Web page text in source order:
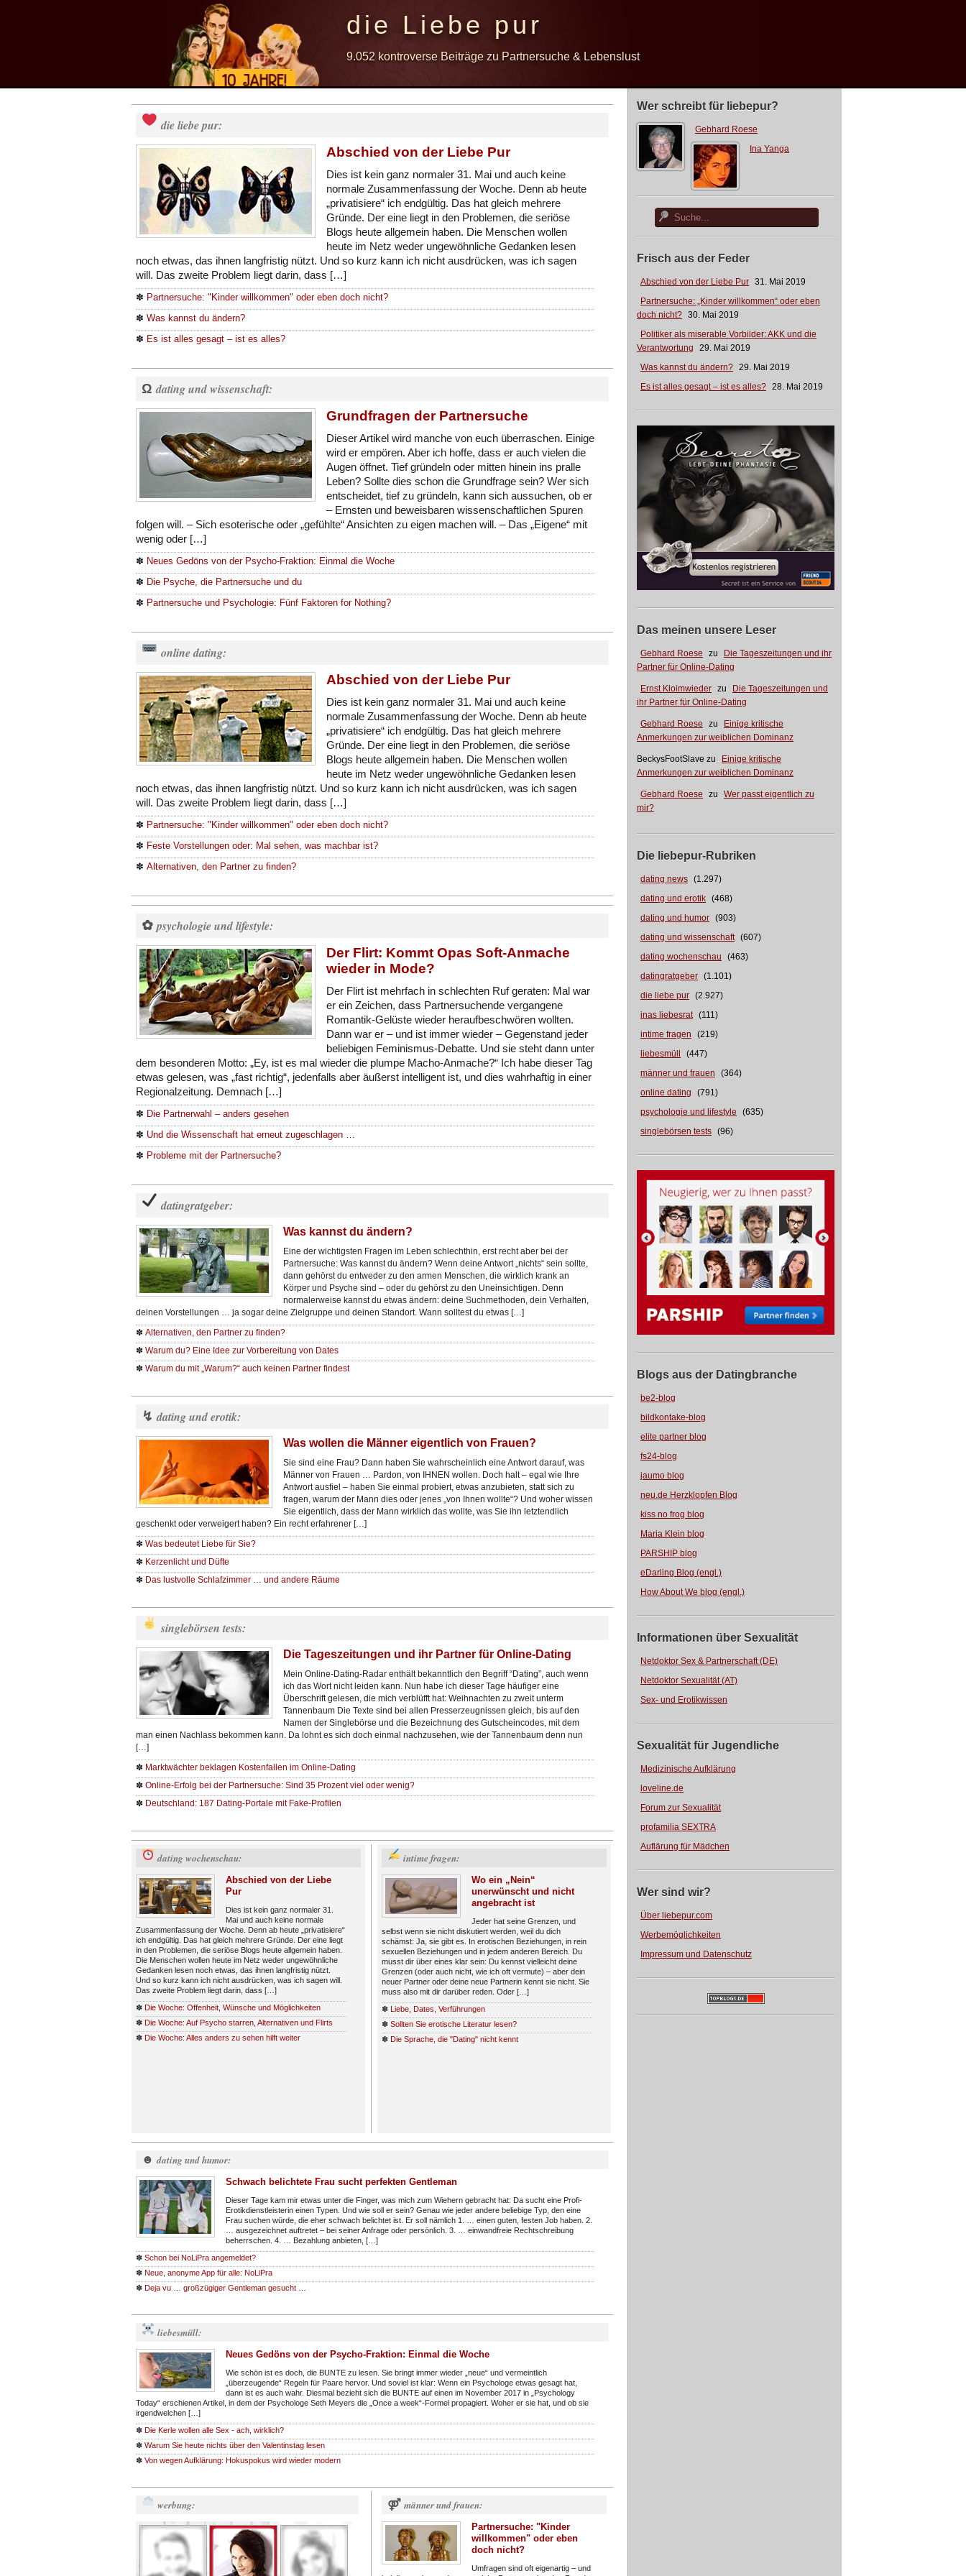
die Liebe pur
9.052 kontroverse Beiträge zu Partnersuche & Lebenslust
Wer schreibt für liebepur?
Gebhard Roese
Ina Yanga
Frisch aus der Feder
Abschied von der Liebe Pur 31. Mai 2019
Partnersuche: „Kinder willkommen“ oder eben
doch nicht? 30. Mai 2019
Politiker als miserable Vorbilder: AKK und die
Verantwortung
29. Mai 2019
Was kannst du ändern? 29. Mai 2019
Es ist alles gesagt – ist es alles? 28. Mai 2019
Das meinen unsere Leser
Gebhard Roese zu
Die Tageszeitungen und ihr
Partner für Online-Dating
Ernst Kloimwieder zu
Die Tageszeitungen und
ihr Partner für Online-Dating
Gebhard Roese zu
Einige kritische
Anmerkungen zur weiblichen Dominanz
BeckysFootSlave zu
Einige kritische
Anmerkungen zur weiblichen Dominanz
Gebhard Roese zu
Wer passt eigentlich zu
mir?
Die liebepur-Rubriken
dating news (1.297)
dating und erotik (468)
dating und humor (903)
dating und wissenschaft (607)
dating wochenschau
(463)
datingratgeber (1.101)
die liebe pur (2.927)
inas liebesrat (111)
intime fragen
(219)
liebesmüll
(447)
männer und frauen
(364)
online dating
(791)
psychologie und lifestyle
(635)
singlebörsen tests (96)
Blogs aus der Datingbranche
be2-blog
bildkontake-blog
elite partner blog
fs24-blog
jaumo blog
neu.de Herzklopfen Blog
kiss no frog blog
Maria Klein blog
PARSHIP blog
eDarling Blog (engl.)
How About We blog (engl.)
Informationen über Sexualität
Netdoktor Sex & Partnerschaft (DE)
Netdoktor Sexualität (AT)
Sex- und Erotikwissen
Sexualität für Jugendliche
Medizinische Aufklärung
loveline.de
Forum zur Sexualität
profamilia SEXTRA
Auflärung für Mädchen
Wer sind wir?
Über liebepur.com
Werbemöglichkeiten
Impressum und Datenschutz
die liebe pur:
Abschied von der Liebe Pur
Dies ist kein ganz normaler 31. Mai und auch keine
normale Zusammenfassung der Woche. Denn ab heute
„privatisiere“ ich endgültig. Das hat gleich mehrere
Gründe. Der eine liegt in den Problemen, die seriöse
Blogs heute allgemein haben. Die Menschen wollen
heute im Netz weder ungewöhnliche Gedanken lesen
noch etwas, das ihnen langfristig nützt. Und so kurz kann ich nicht ausdrücken, was ich sagen
will. Das zweite Problem liegt darin, dass […]
✽ Partnersuche: "Kinder willkommen" oder eben doch nicht?
✽ Was kannst du ändern?
✽ Es ist alles gesagt – ist es alles?
Ω dating und wissenschaft:
Grundfragen der Partnersuche
Dieser Artikel wird manche von euch überraschen. Einige
wird er empören. Aber ich hoffe, dass er auch vielen die
Augen öffnet. Tief gründeln oder mitten hinein ins pralle
Leben? Sollte dies schon die Grundfrage sein? Wer sich
entscheidet, tief zu gründeln, kann sich aussuchen, ob er
– Ernsten und beweisbaren wissenschaftlichen Spuren
folgen will. – Sich esoterische oder „gefühlte“ Ansichten zu eigen machen will. – Das „Eigene“ mit
wenig oder […]
✽ Neues Gedöns von der Psycho-Fraktion: Einmal die Woche
✽ Die Psyche, die Partnersuche und du
✽ Partnersuche und Psychologie: Fünf Faktoren for Nothing?
online dating:
Abschied von der Liebe Pur
Dies ist kein ganz normaler 31. Mai und auch keine
normale Zusammenfassung der Woche. Denn ab heute
„privatisiere“ ich endgültig. Das hat gleich mehrere
Gründe. Der eine liegt in den Problemen, die seriöse
Blogs heute allgemein haben. Die Menschen wollen
heute im Netz weder ungewöhnliche Gedanken lesen
noch etwas, das ihnen langfristig nützt. Und so kurz kann ich nicht ausdrücken, was ich sagen
will. Das zweite Problem liegt darin, dass […]
✽ Partnersuche: "Kinder willkommen" oder eben doch nicht?
✽ Feste Vorstellungen oder: Mal sehen, was machbar ist?
✽ Alternativen, den Partner zu finden?
✿ psychologie und lifestyle:
Der Flirt: Kommt Opas Soft-Anmache
wieder in Mode?
Der Flirt ist mehrfach in schlechten Ruf geraten: Mal war
er ein Zeichen, dass Partnersuchende vergangene
Romantik-Gelüste wieder heraufbeschwören wollten.
Dann war er – und ist immer wieder – Gegenstand jeder
beliebigen Feminismus-Debatte. Und sie steht dann unter
dem besonderen Motto: „Ey, ist es mal wieder die plumpe Macho-Anmache?“ Ich habe dieser Tag
etwas gelesen, was „fast richtig“, jedenfalls aber äußerst intelligent ist, und dies wahrhaftig in einer
Regionalzeitung. Demnach […]
✽ Die Partnerwahl – anders gesehen
✽ Und die Wissenschaft hat erneut zugeschlagen …
✽ Probleme mit der Partnersuche?
datingratgeber:
Was kannst du ändern?
Eine der wichtigsten Fragen im Leben schlechthin, erst recht aber bei der
Partnersuche: Was kannst du ändern? Wenn deine Antwort „nichts“ sein sollte,
dann gehörst du entweder zu den armen Menschen, die wirklich krank an
Körper und Psyche sind – oder du gehörst zu den Uneinsichtigen. Denn
normalerweise kannst du etwas ändern: deine Suchmethoden, dein Verhalten,
deinen Vorstellungen … ja sogar deine Zielgruppe und deinen Standort. Wann solltest du etwas […]
✽ Alternativen, den Partner zu finden?
✽ Warum du? Eine Idee zur Vorbereitung von Dates
✽ Warum du mit „Warum?“ auch keinen Partner findest
↯ dating und erotik:
Was wollen die Männer eigentlich von Frauen?
Sie sind eine Frau? Dann haben Sie wahrscheinlich eine Antwort darauf, was
Männer von Frauen … Pardon, von IHNEN wollen. Doch halt – egal wie Ihre
Antwort ausfiel – haben Sie einmal probiert, etwas anzubieten, statt sich zu
fragen, warum der Mann dies oder jenes „von Ihnen wollte“? Und woher wissen
Sie eigentlich, dass der Mann wirklich das wollte, was Sie ihn letztendlich
geschenkt oder verweigert haben? Ein recht erfahrener […]
✽ Was bedeutet Liebe für Sie?
✽ Kerzenlicht und Düfte
✽ Das lustvolle Schlafzimmer … und andere Räume
singlebörsen tests:
Die Tageszeitungen und ihr Partner für Online-Dating
Mein Online-Dating-Radar enthält bekanntlich den Begriff “Dating”, auch wenn
ich das Wort nicht leiden kann. Nun habe ich dieser Tage häufiger eine
Überschrift gelesen, die mich verblüfft hat: Weihnachten zu zweit unterm
Tannenbaum Die Texte sind bei allen Presserzeugnissen gleich, bis auf den
Namen der Singlebörse und die Bezeichnung des Gutscheincodes, mit dem
man einen Nachlass bekommen kann. Da lohnt es sich doch einmal nachzusehen, wie der Tannenbaum denn nun
[…]
✽ Marktwächter beklagen Kostenfallen im Online-Dating
✽ Online-Erfolg bei der Partnersuche: Sind 35 Prozent viel oder wenig?
✽ Deutschland: 187 Dating-Portale mit Fake-Profilen
dating wochenschau:
Abschied von der Liebe
Pur
Dies ist kein ganz normaler 31.
Mai und auch keine normale
Zusammenfassung der Woche. Denn ab heute „privatisiere“
ich endgültig. Das hat gleich mehrere Gründe. Der eine liegt
in den Problemen, die seriöse Blogs heute allgemein haben.
Die Menschen wollen heute im Netz weder ungewöhnliche
Gedanken lesen noch etwas, das ihnen langfristig nützt.
Und so kurz kann ich nicht ausdrücken, was ich sagen will.
Das zweite Problem liegt darin, dass […]
✽ Die Woche: Offenheit, Wünsche und Möglichkeiten
✽ Die Woche: Auf Psycho starren, Alternativen und Flirts
✽ Die Woche: Alles anders zu sehen hilft weiter
intime fragen:
Wo ein „Nein“
unerwünscht und nicht
angebracht ist
Jeder hat seine Grenzen, und
selbst wenn sie nicht diskutiert werden, weil du dich
schämst: Ja, sie gibt es. In erotischen Beziehungen, in rein
sexuellen Beziehungen und in jedem anderen Bereich. Du
musst dir über eines klar sein: Du kennst vielleicht deine
Grenzen (oder auch nicht, wie ich oft vermute) – aber dein
neuer Partner oder deine neue Partnerin kennt sie nicht. Sie
muss also mit dir darüber reden. Oder […]
✽ Liebe, Dates, Verführungen
✽ Sollten Sie erotische Literatur lesen?
✽ Die Sprache, die "Dating" nicht kennt
☻ dating und humor:
Schwach belichtete Frau sucht perfekten Gentleman
Dieser Tage kam mir etwas unter die Finger, was mich zum Wiehern gebracht hat: Da sucht eine Profi-
Erotikdienstleisterin einen Typen. Und wie soll er sein? Genau wie jeder andere beliebige Typ, den eine
Frau suchen würde, die eher schwach belichtet ist. Er soll nämlich 1. … einen guten, festen Job haben. 2.
… ausgezeichnet auftretet – bei seiner Anfrage oder persönlich. 3. … einwandfreie Rechtschreibung
beherrschen. 4. … Bezahlung anbieten, […]
✽ Schon bei NoLiPra angemeldet?
✽ Neue, anonyme App für alle: NoLiPra
✽ Deja vu … großzügiger Gentleman gesucht …
liebesmüll:
Neues Gedöns von der Psycho-Fraktion: Einmal die Woche
Wie schön ist es doch, die BUNTE zu lesen. Sie bringt immer wieder „neue“ und vermeintlich
„überzeugende“ Regeln für Paare hervor. Und soviel ist klar: Wenn ein Psychologe etwas gesagt hat,
dann ist es auch wahr. Diesmal bezieht sich die BUNTE auf einen im November 2017 in „Psychology
Today“ erschienen Artikel, in dem der Psychologe Seth Meyers die „Once a week“-Formel propagiert. Woher er sie hat, und ob sie
irgendwelchen […]
✽ Die Kerle wollen alle Sex - ach, wirklich?
✽ Warum Sie heute nichts über den Valentinstag lesen
✽ Von wegen Aufklärung: Hokuspokus wird wieder modern
werbung: ⚤ männer und frauen:
Partnersuche: "Kinder
willkommen" oder eben
doch nicht?
Umfragen sind oft eigenartig – und